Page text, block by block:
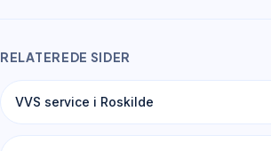
RELATEREDE SIDER
VVS service i Roskilde